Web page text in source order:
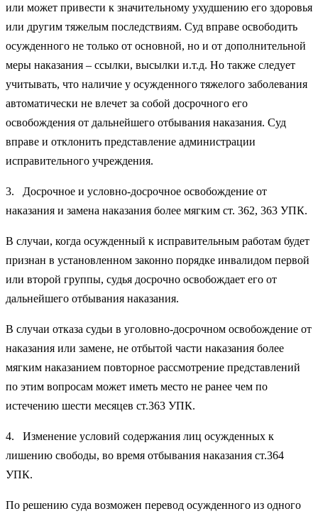
или может привести к значительному ухудшению его здоровья
или другим тяжелым последствиям. Суд вправе освободить
осужденного не только от основной, но и от дополнительной
меры наказания – ссылки, высылки и.т.д. Но также следует
учитывать, что наличие у осужденного тяжелого заболевания
автоматически не влечет за собой досрочного его
освобождения от дальнейшего отбывания наказания. Суд
вправе и отклонить представление администрации
исправительного учреждения.
3. Досрочное и условно-досрочное освобождение от
наказания и замена наказания более мягким ст. 362, 363 УПК.
В случаи, когда осужденный к исправительным работам будет
признан в установленном законно порядке инвалидом первой
или второй группы, судья досрочно освобождает его от
дальнейшего отбывания наказания.
В случаи отказа судьи в уголовно-досрочном освобождение от
наказания или замене, не отбытой части наказания более
мягким наказанием повторное рассмотрение представлений
по этим вопросам может иметь место не ранее чем по
истечению шести месяцев ст.363 УПК.
4. Изменение условий содержания лиц осужденных к
лишению свободы, во время отбывания наказания ст.364
УПК.
По решению суда возможен перевод осужденного из одного